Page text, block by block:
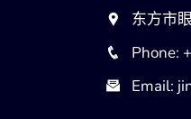
东方市
Phone:
Email: